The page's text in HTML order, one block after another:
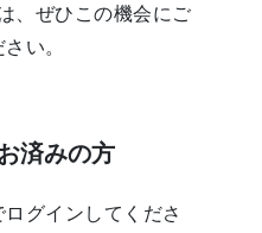
、ぜひこの機会にご
い。
済みの方
グインしてくださ